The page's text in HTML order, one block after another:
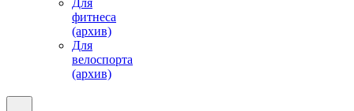
Для
фитнеса
(архив)
Для
велоспорта
(архив)